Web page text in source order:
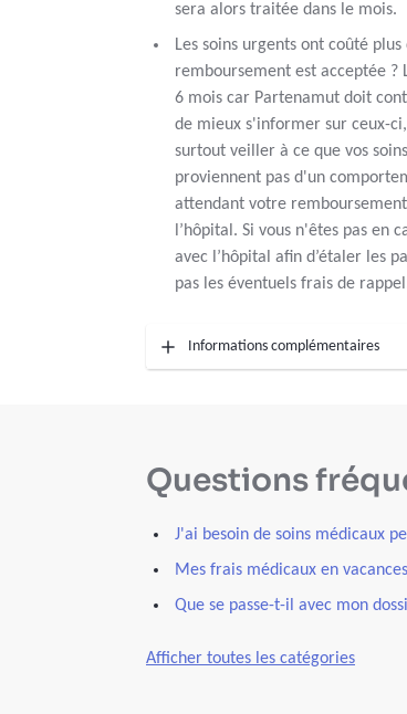
sera alors traitée dans le mois.
Les soins urgents ont coûté
remboursement est acceptée
6 mois car Partenamut doit
de mieux s'informer sur ceux-
surtout veiller à ce que vos
proviennent pas d'un
attendant votre
l’hôpital. Si vous n'êtes pas en
avec l’hôpital afin d’étaler les
pas les éventuels frais de
Informations complémentaires
Questions
J'ai besoin de soins médicaux
Mes frais médicaux en
Que se passe-t-il avec mon
Afficher toutes les catégories